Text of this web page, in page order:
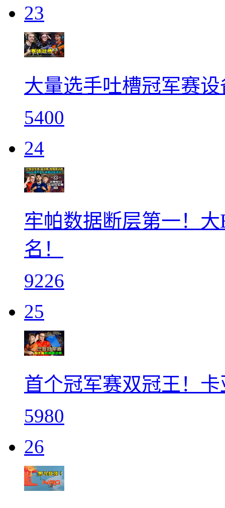
23
大量选手吐槽冠军赛
5400
24
牢帕数据断层第一！
名！
9226
25
首个冠军赛双冠王！
5980
26